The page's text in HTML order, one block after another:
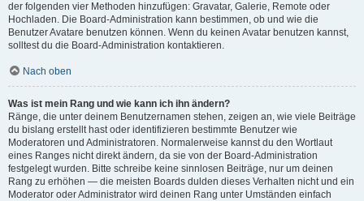
der folgenden vier Methoden hinzufügen: Gravatar, Galerie, Remote oder
Hochladen. Die Board-Administration kann bestimmen, ob und wie die
Benutzer Avatare benutzen können. Wenn du keinen Avatar benutzen kannst,
solltest du die Board-Administration kontaktieren.
Nach oben
Was ist mein Rang und wie kann ich ihn ändern?
Ränge, die unter deinem Benutzernamen stehen, zeigen an, wie viele Beiträge
du bislang erstellt hast oder identifizieren bestimmte Benutzer wie
Moderatoren und Administratoren. Normalerweise kannst du den Wortlaut
eines Ranges nicht direkt ändern, da sie von der Board-Administration
festgelegt wurden. Bitte schreibe keine sinnlosen Beiträge, nur um deinen
Rang zu erhöhen — die meisten Boards dulden dieses Verhalten nicht und ein
Moderator oder Administrator wird deinen Rang unter Umständen einfach